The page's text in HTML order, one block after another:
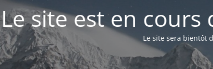
Le site est en
Le site sera bientôt